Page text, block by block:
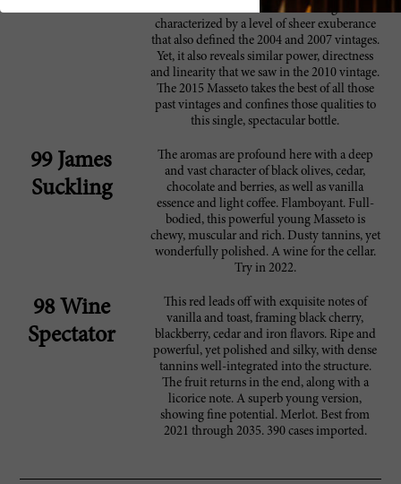
oiled machine. The 2015 vintage is
characterized by a level of sheer exuberance
that also defined the 2004 and 2007 vintages.
Yet, it also reveals similar power, directness
and linearity that we saw in the 2010 vintage.
The 2015 Masseto takes the best of all those
past vintages and confines those qualities to
this single, spectacular bottle.
99 James
Suckling
The aromas are profound here with a deep
and vast character of black olives, cedar,
chocolate and berries, as well as vanilla
essence and light coffee. Flamboyant. Full-
bodied, this powerful young Masseto is
chewy, muscular and rich. Dusty tannins, yet
wonderfully polished. A wine for the cellar.
Try in 2022.
98 Wine
Spectator
This red leads off with exquisite notes of
vanilla and toast, framing black cherry,
blackberry, cedar and iron flavors. Ripe and
powerful, yet polished and silky, with dense
tannins well-integrated into the structure.
The fruit returns in the end, along with a
licorice note. A superb young version,
showing fine potential. Merlot. Best from
2021 through 2035. 390 cases imported.